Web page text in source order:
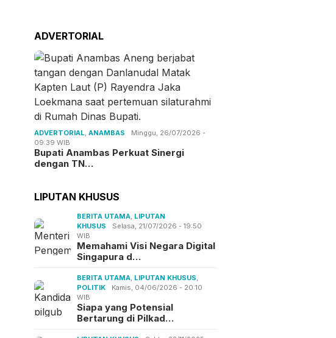
ADVERTORIAL
ADVERTORIAL,ANAMBAS
Minggu, 26/07/2026 -
09:39 WIB
Bupati Anambas Perkuat Sinergi
dengan TN…
LIPUTAN KHUSUS
BERITA UTAMA, LIPUTAN
KHUSUS
Selasa, 21/07/2026 - 19:50
WIB
Memahami Visi Negara Digital
Singapura d…
BERITA UTAMA, LIPUTAN KHUSUS,
POLITIK
Kamis, 04/06/2026 - 20:10
WIB
Siapa yang Potensial
Bertarung di Pilkad…